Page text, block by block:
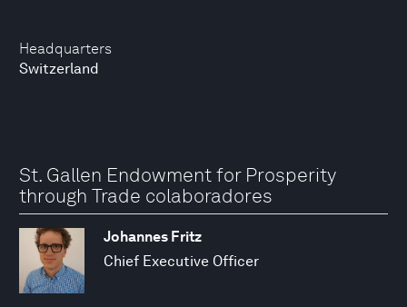
Headquarters
Switzerland
St. Gallen Endowment for Prosperity
through Trade colaboradores
Johannes Fritz
Chief Executive Officer